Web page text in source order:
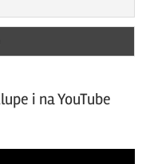
i na YouTube